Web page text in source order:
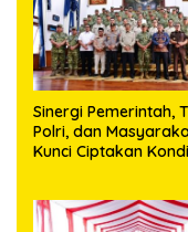
Sinergi Pemerintah,
Polri, dan
Kunci Ciptakan